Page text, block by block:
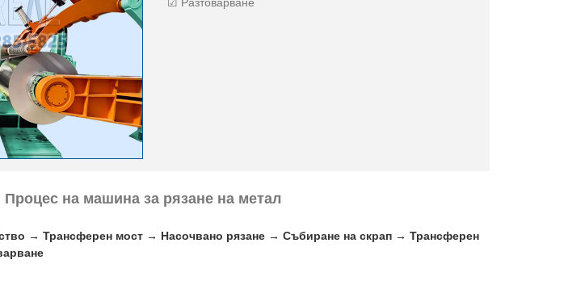
Процес на машина за рязане на метал
→ Трансферен мост → Насочвано рязане → Събиране на скрап → Трансферен